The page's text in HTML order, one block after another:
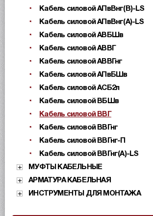
Кабель силовой АПвВнг(B)-LS
Кабель силовой АПвВнг(A)-LS
Кабель силовой АВБШв
Кабель силовой АВВГ
Кабель силовой АВВГнг
Кабель силовой АПвБШв
Кабель силовой АСБ2л
Кабель силовой ВБШв
Кабель силовой ВВГ
Кабель силовой ВВГнг
Кабель силовой ВВГнг-П
Кабель силовой ВВГнг(А)-LS
МУФТЫ КАБЕЛЬНЫЕ
АРМАТУРА КАБЕЛЬНАЯ
ИНСТРУМЕНТЫ ДЛЯ МОНТАЖА